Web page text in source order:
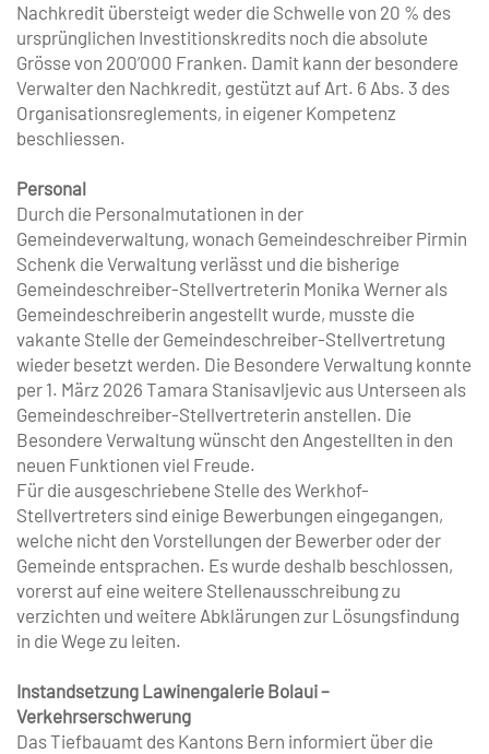
Nachkredit übersteigt weder die Schwelle von 20 % des
ursprünglichen Investitionskredits noch die absolute
Grösse von 200’000 Franken. Damit kann der besondere
Verwalter den Nachkredit, gestützt auf Art. 6 Abs. 3 des
Organisationsreglements, in eigener Kompetenz
beschliessen.
Personal
Durch die Personalmutationen in der
Gemeindeverwaltung, wonach Gemeindeschreiber Pirmin
Schenk die Verwaltung verlässt und die bisherige
Gemeindeschreiber-Stellvertreterin Monika Werner als
Gemeindeschreiberin angestellt wurde, musste die
vakante Stelle der Gemeindeschreiber-Stellvertretung
wieder besetzt werden. Die Besondere Verwaltung konnte
per 1. März 2026 Tamara Stanisavljevic aus Unterseen als
Gemeindeschreiber-Stellvertreterin anstellen. Die
Besondere Verwaltung wünscht den Angestellten in den
neuen Funktionen viel Freude.
Für die ausgeschriebene Stelle des Werkhof-
Stellvertreters sind einige Bewerbungen eingegangen,
welche nicht den Vorstellungen der Bewerber oder der
Gemeinde entsprachen. Es wurde deshalb beschlossen,
vorerst auf eine weitere Stellenausschreibung zu
verzichten und weitere Abklärungen zur Lösungsfindung
in die Wege zu leiten.
Instandsetzung Lawinengalerie Bolaui –
Verkehrserschwerung
Das Tiefbauamt des Kantons Bern informiert über die